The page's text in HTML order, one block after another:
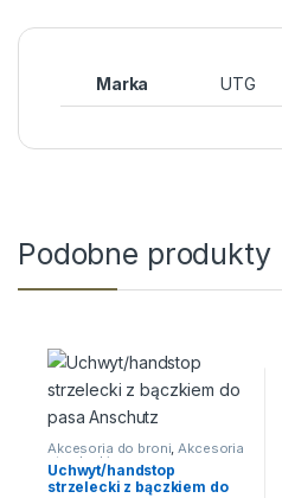
Marka UTG
Podobne produkty
Akcesoria do broni,Akcesoria
strzeleckie
Uchwyt/handstop
strzelecki z bączkiem do